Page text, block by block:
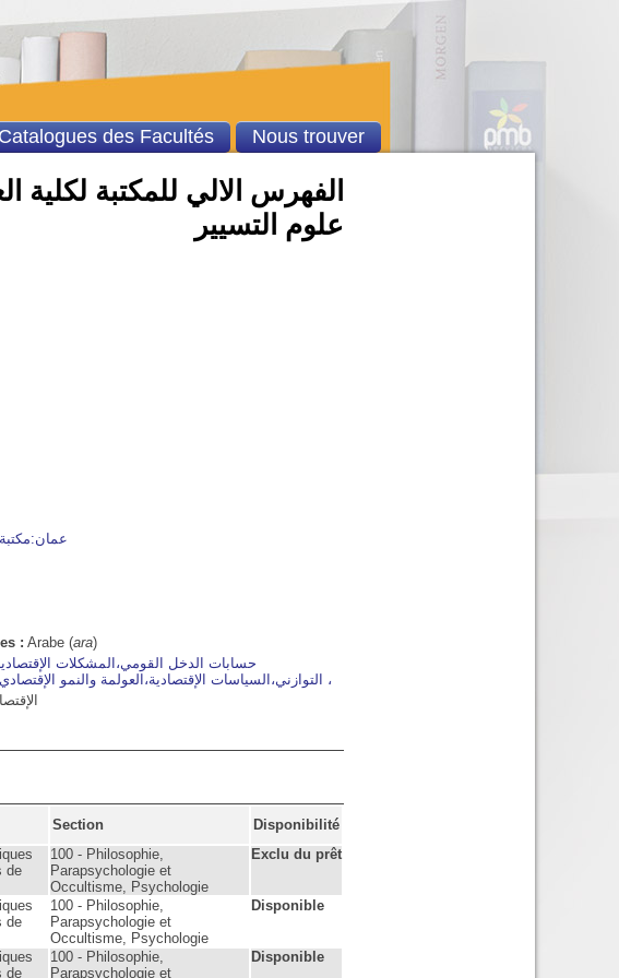
الفهرس الالي للمكتبة لكلية
علوم التسيير
: Arabe (ara)
حسابات الدخل
والبطالة ،الدخل
100 - Philosophie,
Parapsychologie et
Occultisme, Psychologie
100 - Philosophie,
Parapsychologie et
Occultisme, Psychologie
100 - Philosophie,
des Facultés Nous trouver